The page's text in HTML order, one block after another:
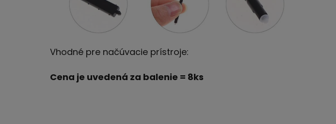
Vhodné pre načúvacie prístroje:
Cena je uvedená za balenie = 8ks